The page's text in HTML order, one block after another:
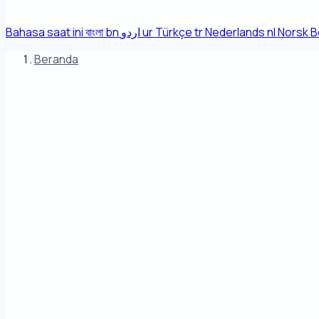
Bahasa saat iniবাংলাbn اردوurTürkçetrNederlandsnlNorsk
Beranda